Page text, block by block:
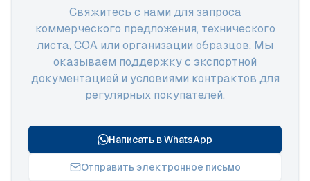
Свяжитесь с нами для запроса
коммерческого предложения, технического
листа, COA или организации образцов. Мы
оказываем поддержку с экспортной
документацией и условиями контрактов для
регулярных покупателей.
Написать в WhatsApp
Отправить электронное письмо